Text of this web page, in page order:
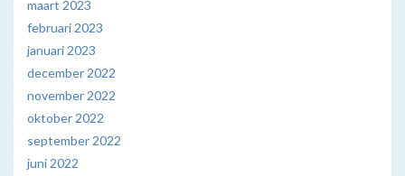
maart 2023
februari 2023
januari 2023
december 2022
november 2022
oktober 2022
september 2022
juni 2022